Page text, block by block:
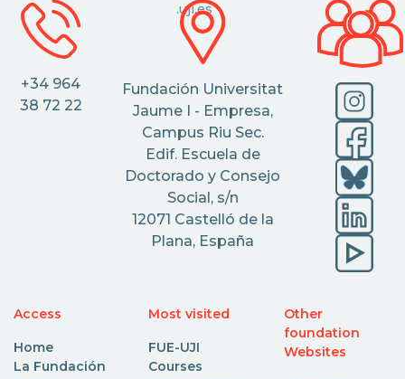
.uji.es
+34 964
38 72 22
Fundación Universitat
Jaume I - Empresa,
Campus Riu Sec.
Edif. Escuela de
Doctorado y Consejo
Social, s/n
12071 Castelló de la
Plana, España
Access
Home
La Fundación
Most visited
FUE-UJI
Courses
Other
foundation
Websites